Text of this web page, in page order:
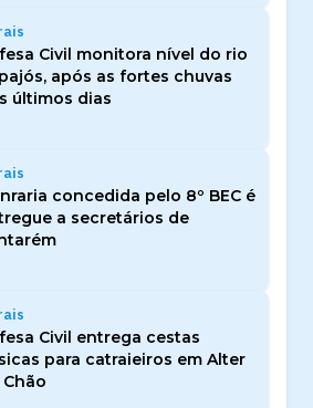
Civil monitora nível do rio
após as fortes chuvas
últimos dias
concedida pelo 8º BEC é
a secretários de
Civil entrega cestas
para catraieiros em Alter